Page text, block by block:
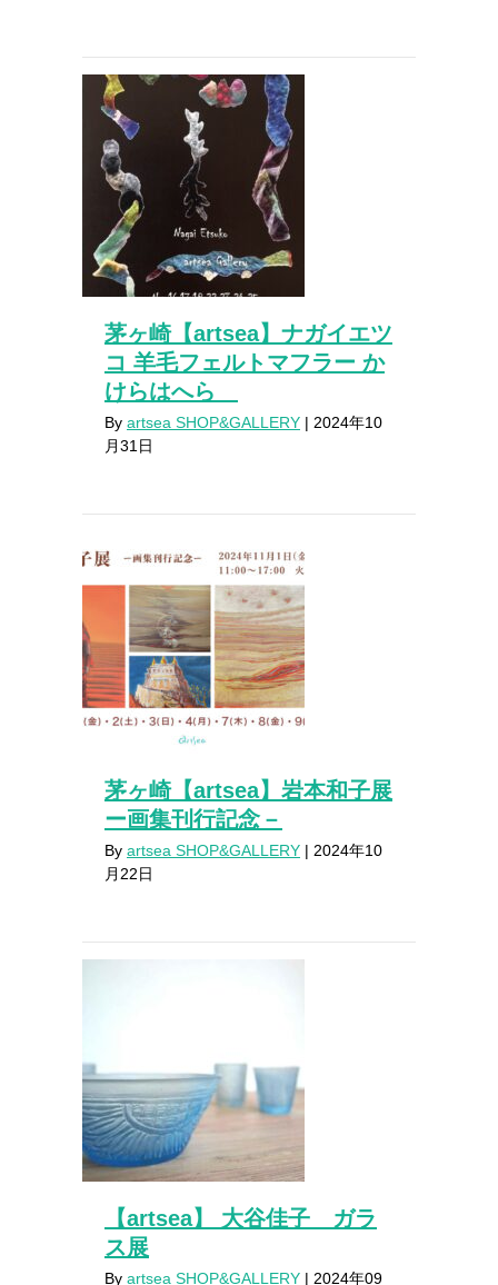
茅ヶ崎【artsea】ナガイエツ
コ 羊毛フェルトマフラー か
けらはへら
By artsea SHOP&GALLERY | 2024年10
月31日
茅ヶ崎【artsea】岩本和子展
ー画集刊行記念－
By artsea SHOP&GALLERY | 2024年10
月22日
【artsea】 大谷佳子 ガラ
ス展
By artsea SHOP&GALLERY | 2024年09